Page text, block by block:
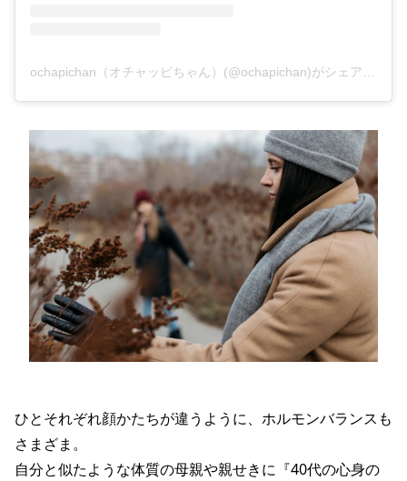
ひとそれぞれ顔かたちが違うように、ホルモンバランスも
さまざま。
自分と似たような体質の母親や親せきに『40代の心身の